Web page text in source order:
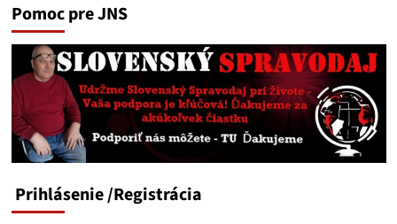
nositeľka
ceny
za
Machado
vyzýva
Trumpa
na
vojnu
Venezuele
Pomoc pre JNS
Prihlásenie/Registrácia